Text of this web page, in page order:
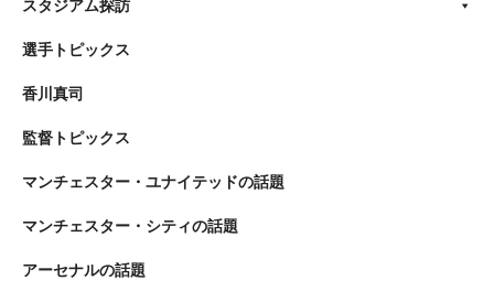
スタジアム探訪
選手トピックス
香川真司
監督トピックス
マンチェスター・ユナイテッドの話題
マンチェスター・シティの話題
アーセナルの話題